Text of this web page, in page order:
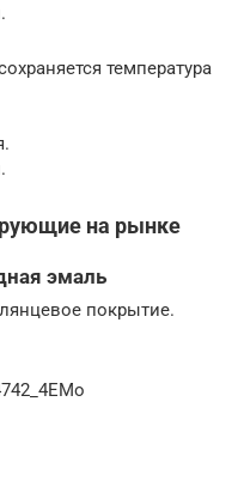
температура
на рынке
эмаль
покрытие.